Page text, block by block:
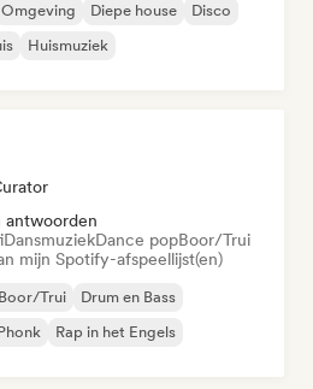
Omgeving Diepe house
Disco
Huismuziek
antwoorden
DansmuziekDance popBoor/Trui
mijn Spotify-afspeellijst(en)
Boor/Trui
Drum en Bass
Rap in het Engels